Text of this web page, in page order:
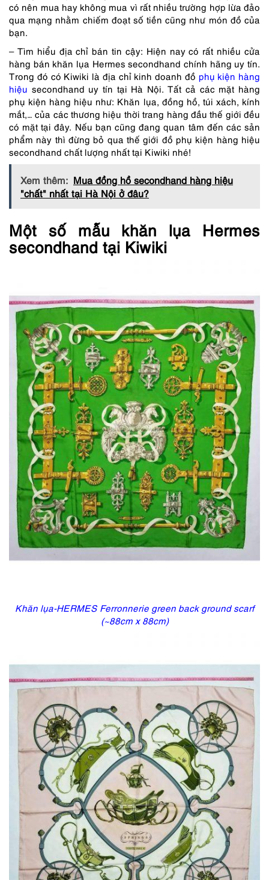
có nên mua hay không mua vì rất nhiều trường hợp lừa đảo
qua mạng nhằm chiếm đoạt số tiền cũng như món đồ của
bạn.
– Tìm hiểu địa chỉ bán tin cậy: Hiện nay có rất nhiều cửa
hàng bán khăn lụa Hermes secondhand chính hãng uy tín.
Trong đó có Kiwiki là địa chỉ kinh doanh đồ phụ kiện hàng
hiệu secondhand uy tín tại Hà Nội. Tất cả các mặt hàng
phụ kiện hàng hiệu như: Khăn lụa, đồng hồ, túi xách, kính
mắt,… của các thương hiệu thời trang hàng đầu thế giới đều
có mặt tại đây. Nếu bạn cũng đang quan tâm đến các sản
phẩm này thì đừng bỏ qua thế giới đồ phụ kiện hàng hiệu
secondhand chất lượng nhất tại Kiwiki nhé!
Xem thêm: Mua đồng hồ secondhand hàng hiệu
"chất" nhất tại Hà Nội ở đâu?
Một số mẫu khăn lụa Hermes
secondhand tại Kiwiki
Khăn lụa-HERMES Ferronnerie green back ground scarf
(~88cm x 88cm)